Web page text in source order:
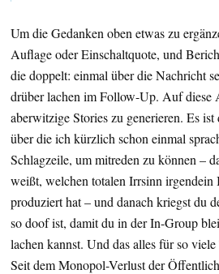
Um die Gedanken oben etwas zu
Auflage oder Einschaltquote, und
die doppelt: einmal über die Nachricht
drüber lachen im Follow-Up. Auf diese
aberwitzige Stories zu generieren. Es
über die ich kürzlich schon einmal
Schlagzeile, um mitreden zu können –
weißt, welchen totalen Irrsinn
produziert hat – und danach kriegst du
so doof ist, damit du in der In-Group
lachen kannst. Und das alles für so
Seit dem Monopol-Verlust der